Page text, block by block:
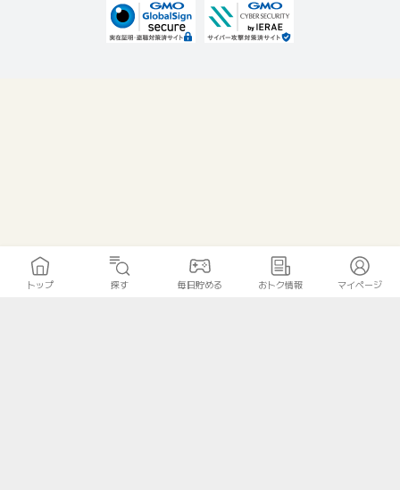
トップ 探す 毎日貯める おトク情報 マイページ